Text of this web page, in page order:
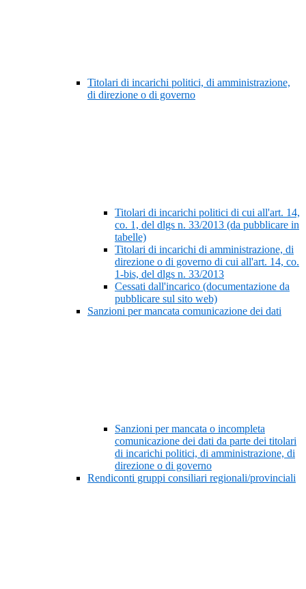
Titolari di incarichi politici, di amministrazione,
di direzione o di governo
Titolari di incarichi politici di cui all'art. 14,
co. 1, del dlgs n. 33/2013 (da pubblicare in
tabelle)
Titolari di incarichi di amministrazione, di
direzione o di governo di cui all'art. 14, co.
1-bis, del dlgs n. 33/2013
Cessati dall'incarico (documentazione da
pubblicare sul sito web)
Sanzioni per mancata comunicazione dei dati
Sanzioni per mancata o incompleta
comunicazione dei dati da parte dei titolari
di incarichi politici, di amministrazione, di
direzione o di governo
Rendiconti gruppi consiliari regionali/provinciali